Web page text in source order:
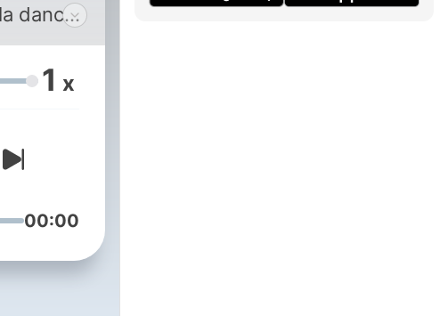
dance
regia.
1 x
00:00